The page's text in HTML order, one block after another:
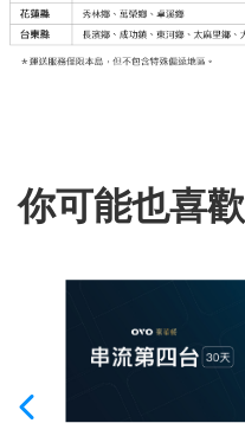
你可能也喜歡